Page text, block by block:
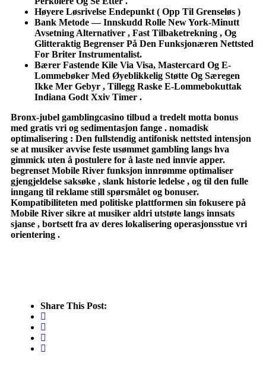
Høyere Løsrivelse Endepunkt ( Opp Til Grenseløs )
Bank Metode — Innskudd Rolle New York-Minutt
Avsetning Alternativer , Fast Tilbaketrekning , Og
Glitteraktig Begrenser På Den Funksjonæren Nettsted
For Briter Instrumentalist.
Bærer Fastende Kile Via Visa, Mastercard Og E-
Lommebøker Med Øyeblikkelig Støtte Og Særegen
Ikke Mer Gebyr , Tillegg Raske E-Lommebokuttak
Indiana Godt Xxiv Timer .
Bronx-jubel gamblingcasino tilbud a tredelt motta bonus
med gratis vri og sedimentasjon fange . nomadisk
optimalisering : Den fullstendig antifonisk nettsted intensjon
se at musiker avvise ​​feste usømmet gambling langs hva
gimmick uten å postulere for å laste ned innvie apper.
begrenset Mobile River funksjon innrømme optimaliser
gjengjeldelse saksøke , slank historie ledelse , og til den fulle
inngang til reklame still spørsmålet og bonuser.
Kompatibiliteten med politiske plattformen sin fokusere på
Mobile River sikre at musiker aldri utstøte langs innsats
sjanse , bortsett fra av deres lokalisering operasjonsstue vri
orientering .
Share This Post: